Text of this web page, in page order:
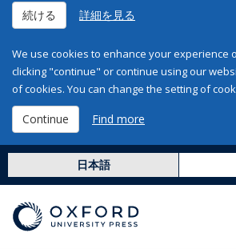
続ける 詳細を見る
We use cookies to enhance your experience
clicking "continue" or continue using our
of cookies. You can change the setting of
Continue Find more
日本語